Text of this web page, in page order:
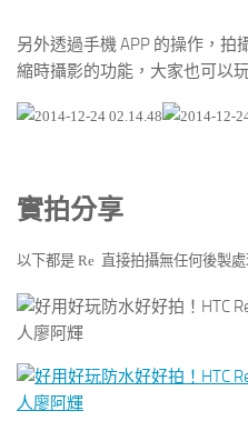
另外透過手機 APP 的操作，拍
縮時攝影的功能，大家也可以
實拍分享
以下都是 Re 直接拍攝無任何後製